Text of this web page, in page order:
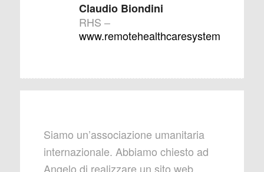
Claudio Biondini
RHS –
www.remotehealthcaresystem.com
Siamo un’associazione umanitaria
internazionale. Abbiamo chiesto ad
Angelo di realizzare un sito web